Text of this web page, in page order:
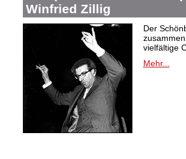
Winfried Zillig
Der
vielfältige
Mehr...